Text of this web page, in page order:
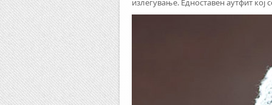
излегување. Едноставен аутфит